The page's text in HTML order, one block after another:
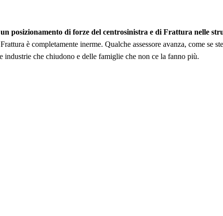
posizionamento di forze del centrosinistra e di Frattura nelle
è completamente inerme. Qualche assessore avanza, come se
industrie che chiudono e delle famiglie che non ce la fanno più.